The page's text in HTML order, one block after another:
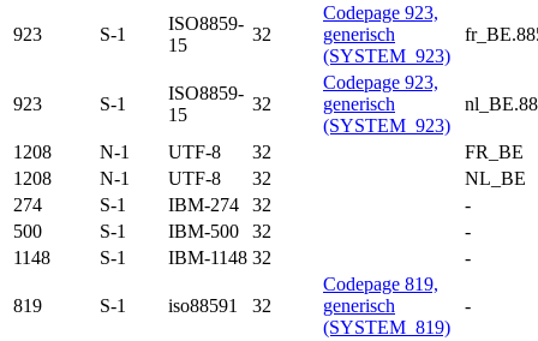
923 S-1
ISO8859-
15
32
Codepage 923,
generisch
(SYSTEM_923)
923 S-1
ISO8859-
15
32
Codepage 923,
generisch
(SYSTEM_923)
1208 N-1 UTF-8 32
FR_BE
1208
N-1 UTF-8 32
NL_BE
274
S-1 IBM-274 32
-
500
S-1 IBM-500 32
-
1148
S-1 IBM-1148 32 -
819 S-1 iso88591 32
Codepage 819,
generisch
(SYSTEM_819)
-